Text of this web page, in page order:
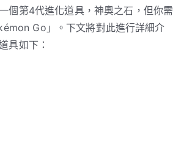
個第4代進化道具，神奧之石，但你需
Go」。下文將對此進行詳細介
具如下：